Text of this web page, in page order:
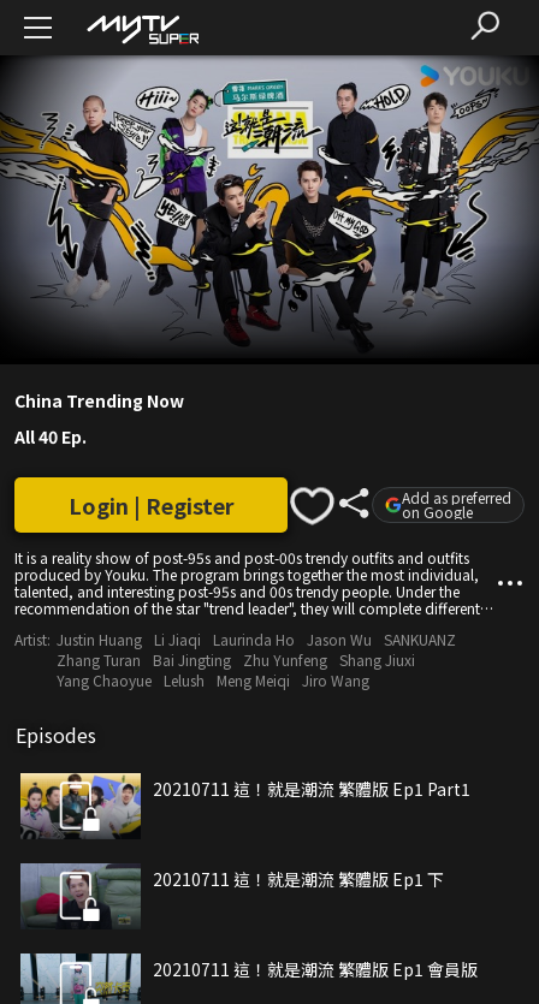
China Trending Now
All 40 Ep.
It is a reality show of post-95s and post-00s trendy outfits and outfits
produced by Youku. The program brings together the most individual,
talented, and interesting post-95s and 00s trendy people. Under the
recommendation of the star "trend leader", they will complete different
Login | Register Add as preferred
on Google
Artist: Justin Huang Li Jiaqi Laurinda Ho Jason Wu
SANKUANZ
Zhang Turan
Bai Jingting Zhu Yunfeng Shang Jiuxi
Yang Chaoyue
Lelush Meng Meiqi Jiro Wang
Episodes
20210711 這！就是潮流 繁體版 Ep1 Part1
20210711 這！就是潮流 繁體版 Ep1 下
20210711 這！就是潮流 繁體版 Ep1 會員版